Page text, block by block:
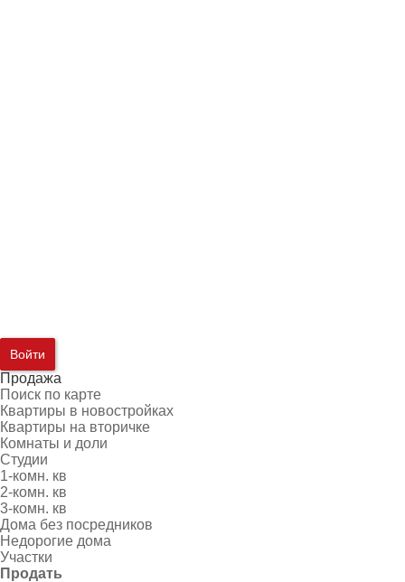
Войти
Продажа
Поиск по карте
Квартиры в новостройках
Квартиры на вторичке
Комнаты и доли
Студии
1-комн. кв
2-комн. кв
3-комн. кв
Дома без посредников
Недорогие дома
Участки
Продать